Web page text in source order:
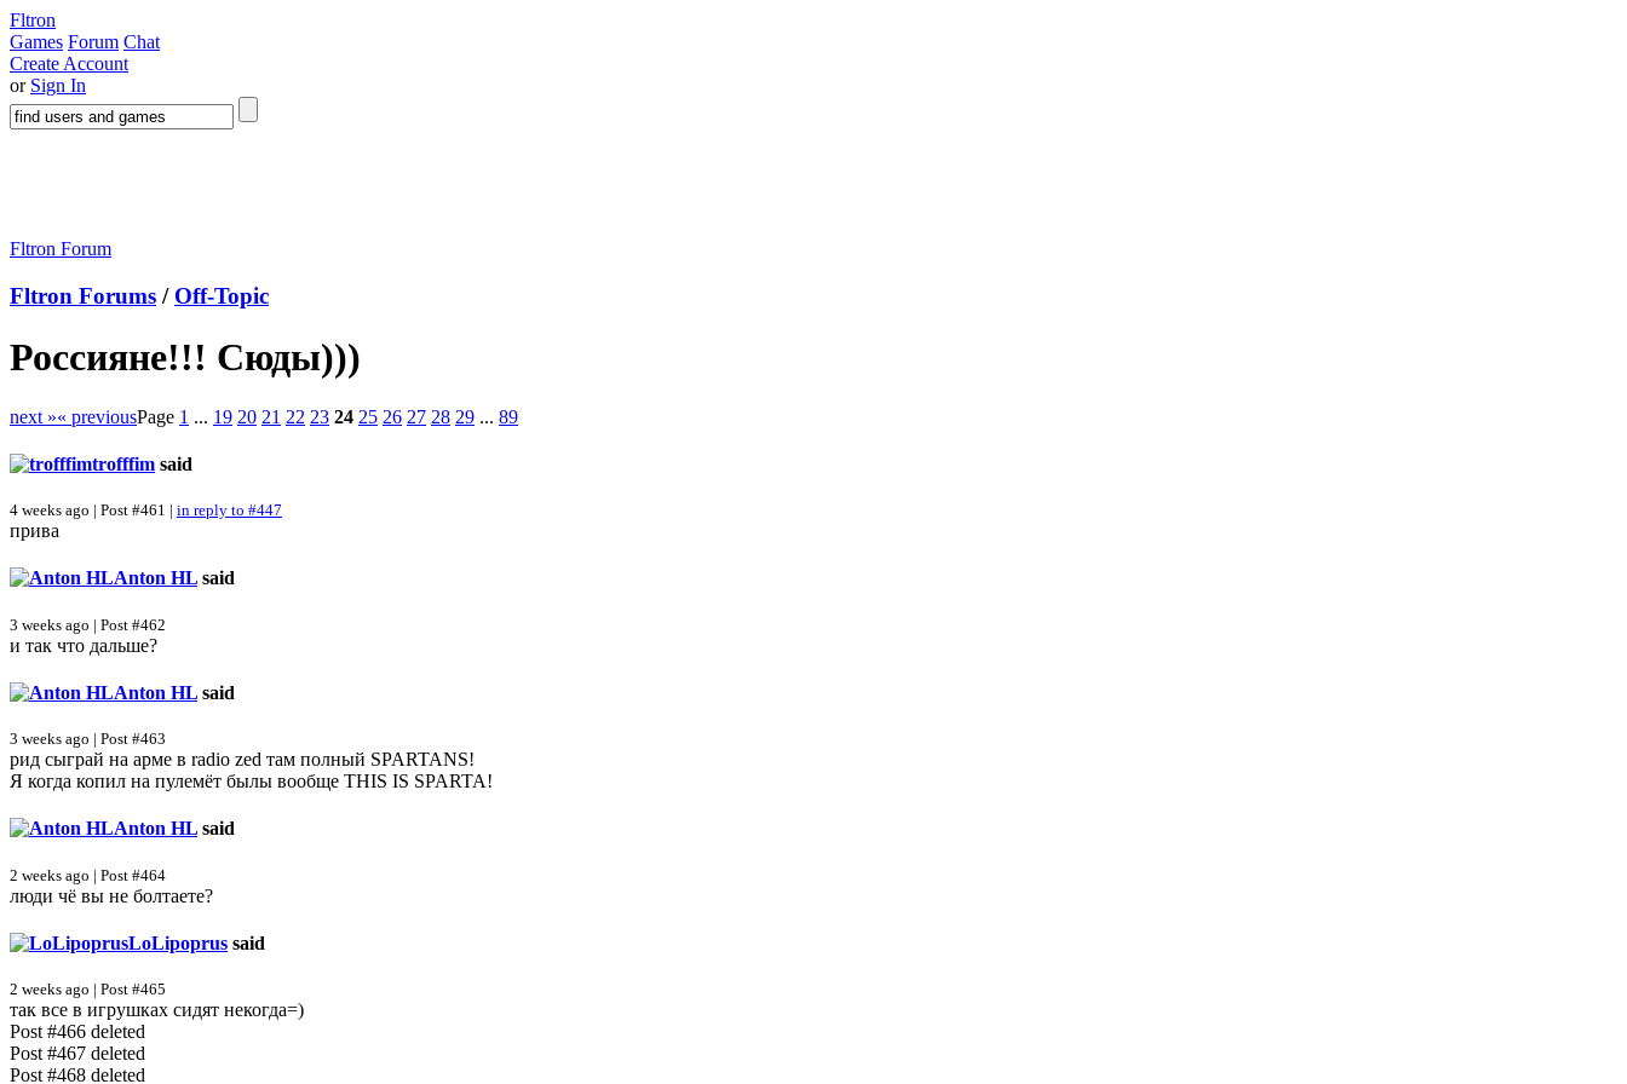
Fltron
Games Forum Chat
Create Account
or Sign In
Fltron Forum
Fltron Forums / Off-Topic
Россияне!!! Сюды)))
next »« previousPage 1 ... 19 20 21 22 23 24 25 26 27 28 29 ... 89
trofffim said
4 weeks ago | Post #461 | in reply to #447
прива
Anton HL said
3 weeks ago | Post #462
и так что дальше?
Anton HL said
3 weeks ago | Post #463
рид сыграй на арме в radio zed там полный SPARTANS!
Я когда копил на пулемёт былы вообще THIS IS SPARTA!
Anton HL said
2 weeks ago | Post #464
люди чё вы не болтаете?
LoLipoprus said
2 weeks ago | Post #465
так все в игрушках сидят некогда=)
Post #466 deleted
Post #467 deleted
Post #468 deleted